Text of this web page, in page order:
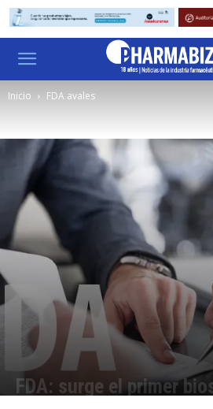
Inicio FDA avales
FDA: surge el primer